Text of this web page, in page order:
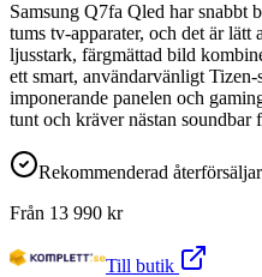
Samsung Q7fa Qled har snabbt
tums tv-apparater, och det är
ljusstark, färgmättad bild
ett smart, användarvänligt
imponerande panelen och
tunt och kräver nästan
Rekommenderad
Från 13 990 kr
Till butik